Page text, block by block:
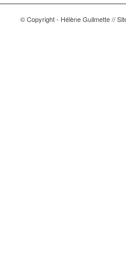
© Copyright - Hélène Guilmette //